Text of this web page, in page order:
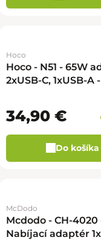
Hoco
Hoco - N51 - 65W
2xUSB-C, 1xUSB-A
34,90 €
Do košíka
McDodo
Mcdodo - CH-4020
Nabíjací adaptér